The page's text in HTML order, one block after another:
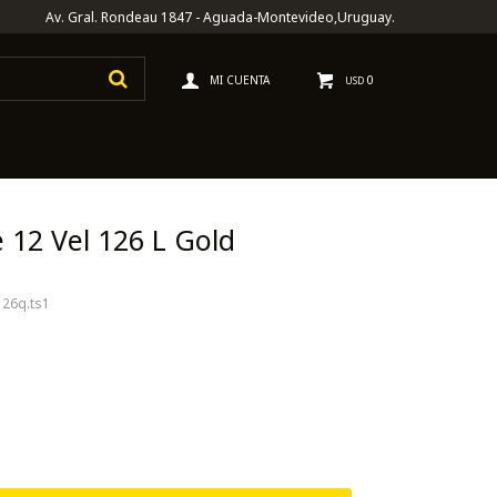
USD 0
Av. Gral. Rondeau 1847 - Aguada-Montevideo,Uruguay.
12 Vel 126 L Gold